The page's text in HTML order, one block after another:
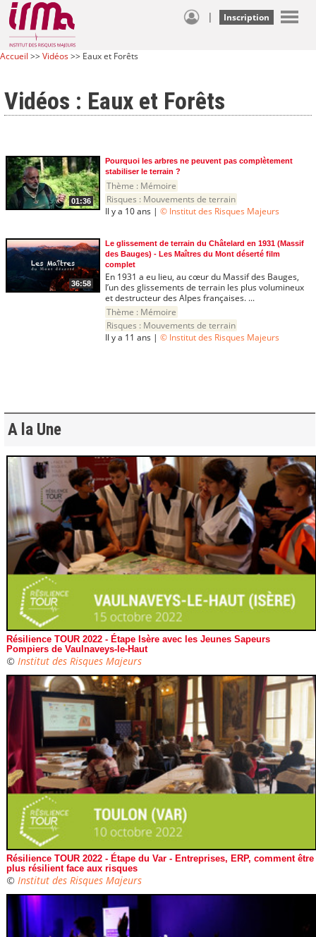
| Inscription
Accueil >>Vidéos>> Eaux et Forêts
Vidéos : Eaux et Forêts
01:36
Pourquoi les arbres ne peuvent pas complètement
stabiliser le terrain ?
Thème : Mémoire
Risques : Mouvements de terrain
Il y a 10 ans | © Institut des Risques Majeurs
36:58
Le glissement de terrain du Châtelard en 1931 (Massif
des Bauges) - Les Maîtres du Mont déserté film
complet
En 1931 a eu lieu, au cœur du Massif des Bauges,
l’un des glissements de terrain les plus volumineux
et destructeur des Alpes françaises. ...
Thème : Mémoire
Risques : Mouvements de terrain
Il y a 11 ans | © Institut des Risques Majeurs
A la Une
Résilience TOUR 2022 - Étape Isère avec les Jeunes Sapeurs
Pompiers de Vaulnaveys-le-Haut
© Institut des Risques Majeurs
Résilience TOUR 2022 - Étape du Var - Entreprises, ERP, comment être
plus résilient face aux risques
© Institut des Risques Majeurs